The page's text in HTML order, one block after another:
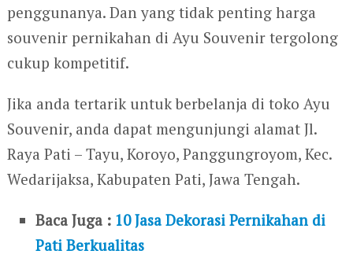
penggunanya. Dan yang tidak penting harga
souvenir pernikahan di Ayu Souvenir tergolong
cukup kompetitif.
Jika anda tertarik untuk berbelanja di toko Ayu
Souvenir, anda dapat mengunjungi alamat Jl.
Raya Pati – Tayu, Koroyo, Panggungroyom, Kec.
Wedarijaksa, Kabupaten Pati, Jawa Tengah.
Baca Juga : 10 Jasa Dekorasi Pernikahan di
Pati Berkualitas